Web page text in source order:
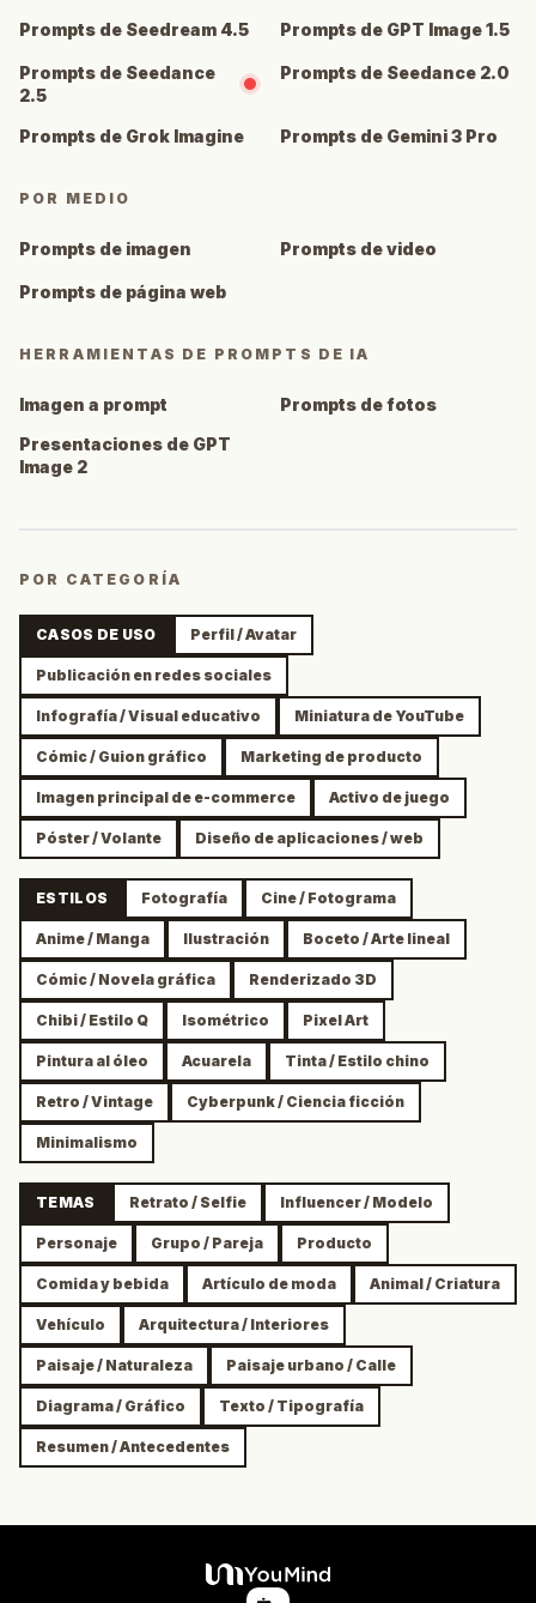
Prompts de Seedream 4.5
Prompts de GPT Image 1.5
Prompts de Seedance
2.5
Prompts de Seedance 2.0
Prompts de Grok Imagine Prompts de Gemini 3 Pro
POR MEDIO
Prompts de imagen Prompts de video
Prompts de página web
HERRAMIENTAS DE PROMPTS DE IA
Imagen a prompt
Prompts de fotos
Presentaciones de GPT
Image 2
POR CATEGORÍA
CASOS DE USO Perfil / Avatar
Publicación en redes sociales
Infografía / Visual educativo Miniatura de YouTube
Cómic / Guion gráfico Marketing de producto
Imagen principal de e-commerce Activo de juego
Póster / Volante Diseño de aplicaciones / web
ESTILOS Fotografía Cine / Fotograma
Anime / Manga Ilustración Boceto / Arte lineal
Cómic / Novela gráfica Renderizado 3D
Chibi / Estilo Q Isométrico Pixel Art
Pintura al óleo Acuarela Tinta / Estilo chino
Retro / Vintage Cyberpunk / Ciencia ficción
Minimalismo
TEMAS Retrato / Selfie Influencer / Modelo
Personaje Grupo / Pareja Producto
Comida y bebida Artículo de moda Animal / Criatura
Vehículo Arquitectura / Interiores
Paisaje / Naturaleza Paisaje urbano / Calle
Diagrama / Gráfico Texto / Tipografía
Resumen / Antecedentes